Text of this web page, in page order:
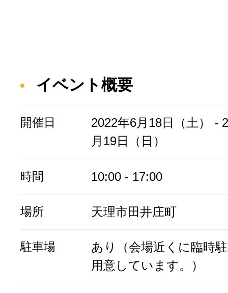
イベント概要
開催日
2022年6月18日（土） -
月19日（日）
時間 10:00 - 17:00
場所 天理市田井庄町
駐車場
あり（会場近くに臨時
用意しています。）